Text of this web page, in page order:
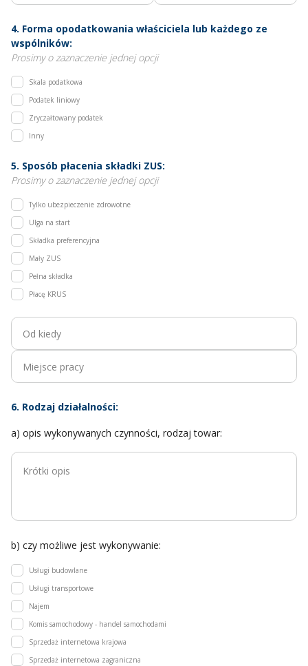
4. Forma opodatkowania właściciela lub każdego ze
wspólników:
Prosimy o zaznaczenie jednej opcji
Skala podatkowa
Podatek liniowy
Zryczałtowany podatek
Inny
5. Sposób płacenia składki ZUS:
Prosimy o zaznaczenie jednej opcji
Tylko ubezpieczenie zdrowotne
Ulga na start
Składka preferencyjna
Mały ZUS
Pełna składka
Płacę KRUS
6. Rodzaj działalności:
a) opis wykonywanych czynności, rodzaj towar:
b) czy możliwe jest wykonywanie:
Usługi budowlane
Usługi transportowe
Najem
Komis samochodowy - handel samochodami
Sprzedaż internetowa krajowa
Sprzedaż internetowa zagraniczna